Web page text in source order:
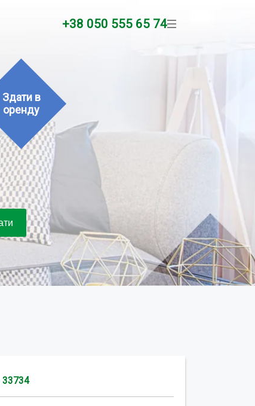
+38 050 555 65 74
Здати в
оренду
33734